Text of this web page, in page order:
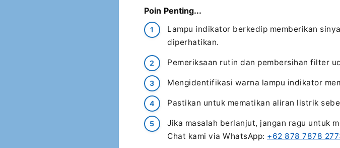
Poin Penting...
Lampu indikator berkedip memberikan
diperhatikan.
Pemeriksaan rutin dan pembersihan filter
Mengidentifikasi warna lampu indikator
Pastikan untuk mematikan aliran listrik
Jika masalah berlanjut, jangan ragu untuk
Chat kami via WhatsApp: +62 878 7878